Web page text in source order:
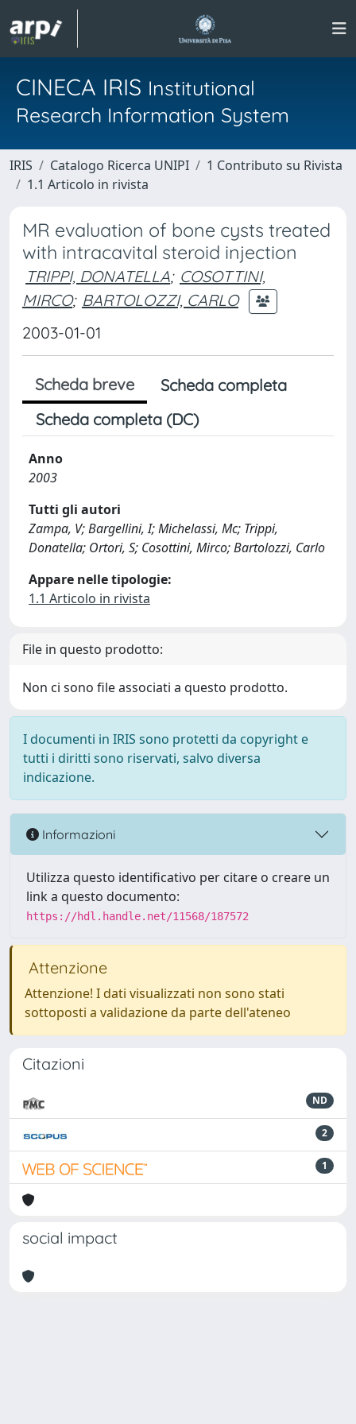
CINECA IRIS Institutional
Research Information System
IRIS Catalogo Ricerca UNIPI
1 Contributo su Rivista
1.1 Articolo in rivista
MR evaluation of bone cysts treated
with intracavital steroid injection
TRIPPI, DONATELLA; COSOTTINI,
MIRCO; BARTOLOZZI, CARLO
2003-01-01
Scheda breve
Scheda completa
Scheda completa (DC)
Anno
2003
Tutti gli autori
Zampa, V; Bargellini, I; Michelassi, Mc; Trippi,
Donatella; Ortori, S; Cosottini, Mirco; Bartolozzi, Carlo
Appare nelle tipologie:
1.1 Articolo in rivista
File in questo prodotto:
Non ci sono file associati a questo prodotto.
I documenti in IRIS sono protetti da copyright e
tutti i diritti sono riservati, salvo diversa
indicazione.
Informazioni
Utilizza questo identificativo per citare o creare un
link a questo documento:
https://hdl.handle.net/11568/187572
Attenzione
Attenzione! I dati visualizzati non sono stati
sottoposti a validazione da parte dell'ateneo
Citazioni
ND
2
1
social impact